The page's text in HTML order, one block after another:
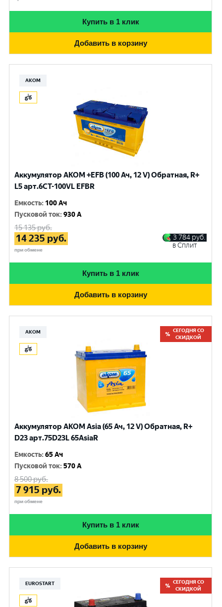
Купить в 1 клик
Добавить в корзину
АКОМ
Аккумулятор AKOM +EFB (100 Ач, 12 V) Обратная, R+
L5 арт.6СТ-100VL EFBR
Емкость: 100 Ач
Пусковой ток:930 A
15 135руб.
14 235 руб.
при обмене
3 784 руб.
в Сплит
Купить в 1 клик
Добавить в корзину
АКОМ
СЕГОДНЯ СО
СКИДКОЙ
Аккумулятор AKOM Asia (65 Ач, 12 V) Обратная, R+
D23 арт.75D23L 65AsiaR
Емкость:65 Ач
Пусковой ток:570 A
8 500руб.
7 915 руб.
при обмене
Купить в 1 клик
Добавить в корзину
EUROSTART
СЕГОДНЯ СО
СКИДКОЙ